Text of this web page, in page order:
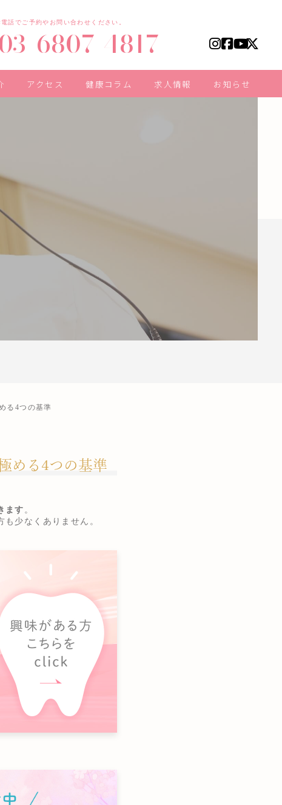
話でご予約やお問い合わせください。
6807-4817
アクセス 健康コラム 求人情報 お知らせ
る4つの基準
める4つの基準
ます 。
少なくありません。